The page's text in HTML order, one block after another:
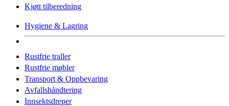
Kjøtt tilberedning
Hygiene & Lagring
Rustfrie traller
Rustfrie møbler
Transport & Oppbevaring
Avfallshåndtering
Innsektsdreper